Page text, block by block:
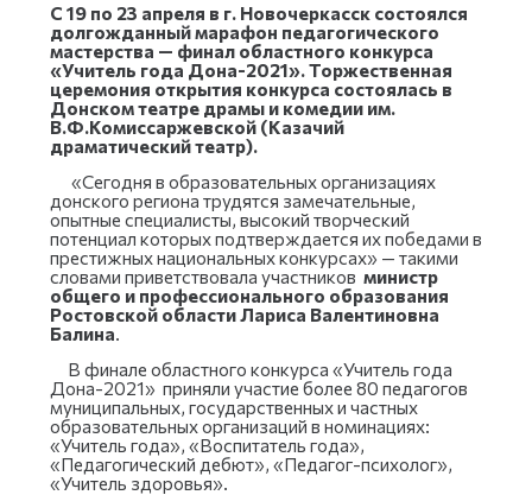
С 19 по 23 апреля в г. Новочеркасск состоялся
долгожданный марафон педагогического
мастерства — финал областного конкурса
«Учитель года Дона-2021». Торжественная
церемония открытия конкурса состоялась в
Донском театре драмы и комедии им.
В.Ф.Комиссаржевской (Казачий
драматический театр).
«Сегодня в образовательных организациях
донского региона трудятся замечательные,
опытные специалисты, высокий творческий
потенциал которых подтверждается их победами в
престижных национальных конкурсах» — такими
словами приветствовала участников министр
общего и профессионального образования
Ростовской области Лариса Валентиновна
Балина.
В финале областного конкурса «Учитель года
Дона-2021» приняли участие более 80 педагогов
муниципальных, государственных и частных
образовательных организаций в номинациях:
«Учитель года», «Воспитатель года»,
«Педагогический дебют», «Педагог-психолог»,
«Учитель здоровья».